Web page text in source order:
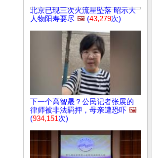
北京已现三次火流星坠落 昭示大
人物阳寿要尽 🖼️ (43,279次)
下一个高智晟？公民记者张展的
律师被非法羁押，母亲遭恐​​吓 🖼️
(934,151次)